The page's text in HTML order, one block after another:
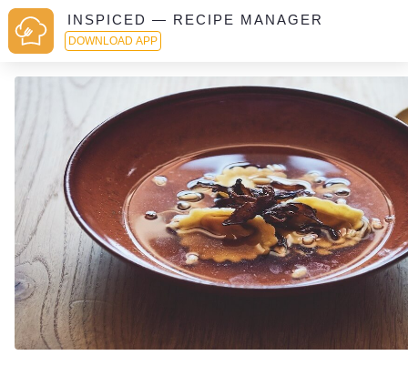
INSPICED — RECIPE MANAGER
DOWNLOAD APP